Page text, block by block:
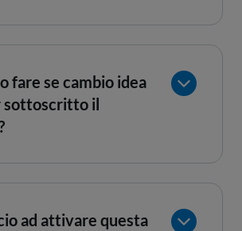
fare se cambio idea
sottoscritto il
ad attivare questa